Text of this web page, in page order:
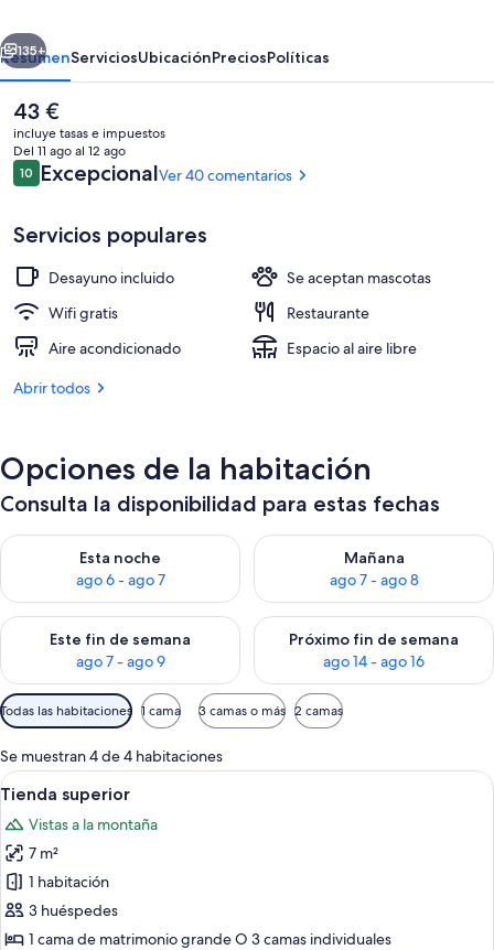
Ropa de cama de alta calidad,
Siguiente
135+
ResumenServiciosUbicaciónPreciosPolíticas
El
precio
actual
es
de
43 €
incluye tasas e impuestos
Del 11 ago al 12 ago
Comentarios
1010 de 10
ExcepcionalVer 40 comentarios
Servicios populares
Desayuno incluido
Se aceptan mascotas
Wifi gratis
Restaurante
Aire acondicionado
Espacio al aire libre
Abrir todos
Opciones de la habitación
Consulta la disponibilidad para estas fechas
Esta noche
ago 6 - ago 7
Consulta la disponibilidad para esta noche, ago 6 - ago 7
Mañana
ago 7 - ago 8
Consulta la disponibilidad
Este fin de semana
ago 7 - ago 9
Consulta la disponibilidad para este fin de semana, ago 7 -
Próximo fin de semana
ago 14 - ago 16
Consulta la disponibilidad
Filtros
disponibles
para
las
habitaciones
Todas las habitaciones 1 cama 3 camas o más 2 camas
Se muestran 4 de 4 habitaciones
Abrir
todas
las
fotos
de
Tienda
superior
Ropa de cama de alta calidad,
38
Tienda superior
Vistas a la montaña
7 m²
1 habitación
3 huéspedes
1 cama de matrimonio grande O 3 camas individuales